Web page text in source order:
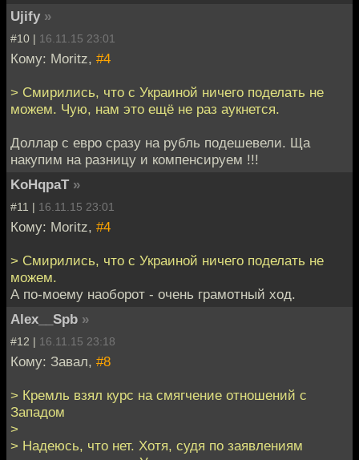
Ujify »
#10 | 16.11.15 23:01
Кому: Moritz, #4
> Смирились, что с Украиной ничего поделать не
можем. Чую, нам это ещё не раз аукнется.
Доллар с евро сразу на рубль подешевели. Ща
накупим на разницу и компенсируем !!!
KoHqpaT »
#11 | 16.11.15 23:01
Кому: Moritz, #4
> Смирились, что с Украиной ничего поделать не
можем.
А по-моему наоборот - очень грамотный ход.
Alex__Spb »
#12 | 16.11.15 23:18
Кому: Завал, #8
> Кремль взял курс на смягчение отношений с
Западом
>
> Надеюсь, что нет. Хотя, судя по заявлениям